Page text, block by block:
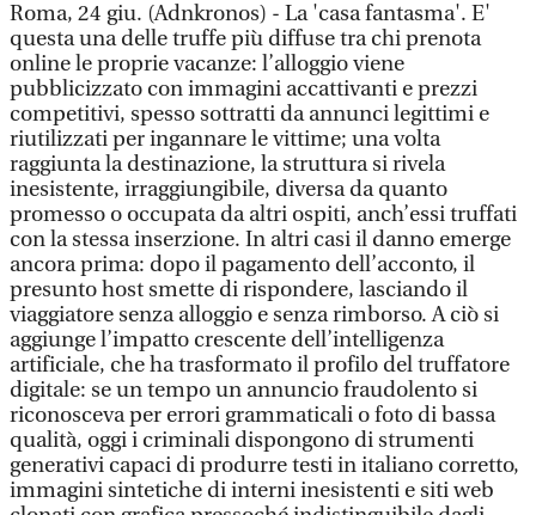
Roma, 24 giu. (Adnkronos) - La 'casa fantasma'. E'
questa una delle truffe più diffuse tra chi prenota
online le proprie vacanze: l’alloggio viene
pubblicizzato con immagini accattivanti e prezzi
competitivi, spesso sottratti da annunci legittimi e
riutilizzati per ingannare le vittime; una volta
raggiunta la destinazione, la struttura si rivela
inesistente, irraggiungibile, diversa da quanto
promesso o occupata da altri ospiti, anch’essi truffati
con la stessa inserzione. In altri casi il danno emerge
ancora prima: dopo il pagamento dell’acconto, il
presunto host smette di rispondere, lasciando il
viaggiatore senza alloggio e senza rimborso. A ciò si
aggiunge l’impatto crescente dell’intelligenza
artificiale, che ha trasformato il profilo del truffatore
digitale: se un tempo un annuncio fraudolento si
riconosceva per errori grammaticali o foto di bassa
qualità, oggi i criminali dispongono di strumenti
generativi capaci di produrre testi in italiano corretto,
immagini sintetiche di interni inesistenti e siti web